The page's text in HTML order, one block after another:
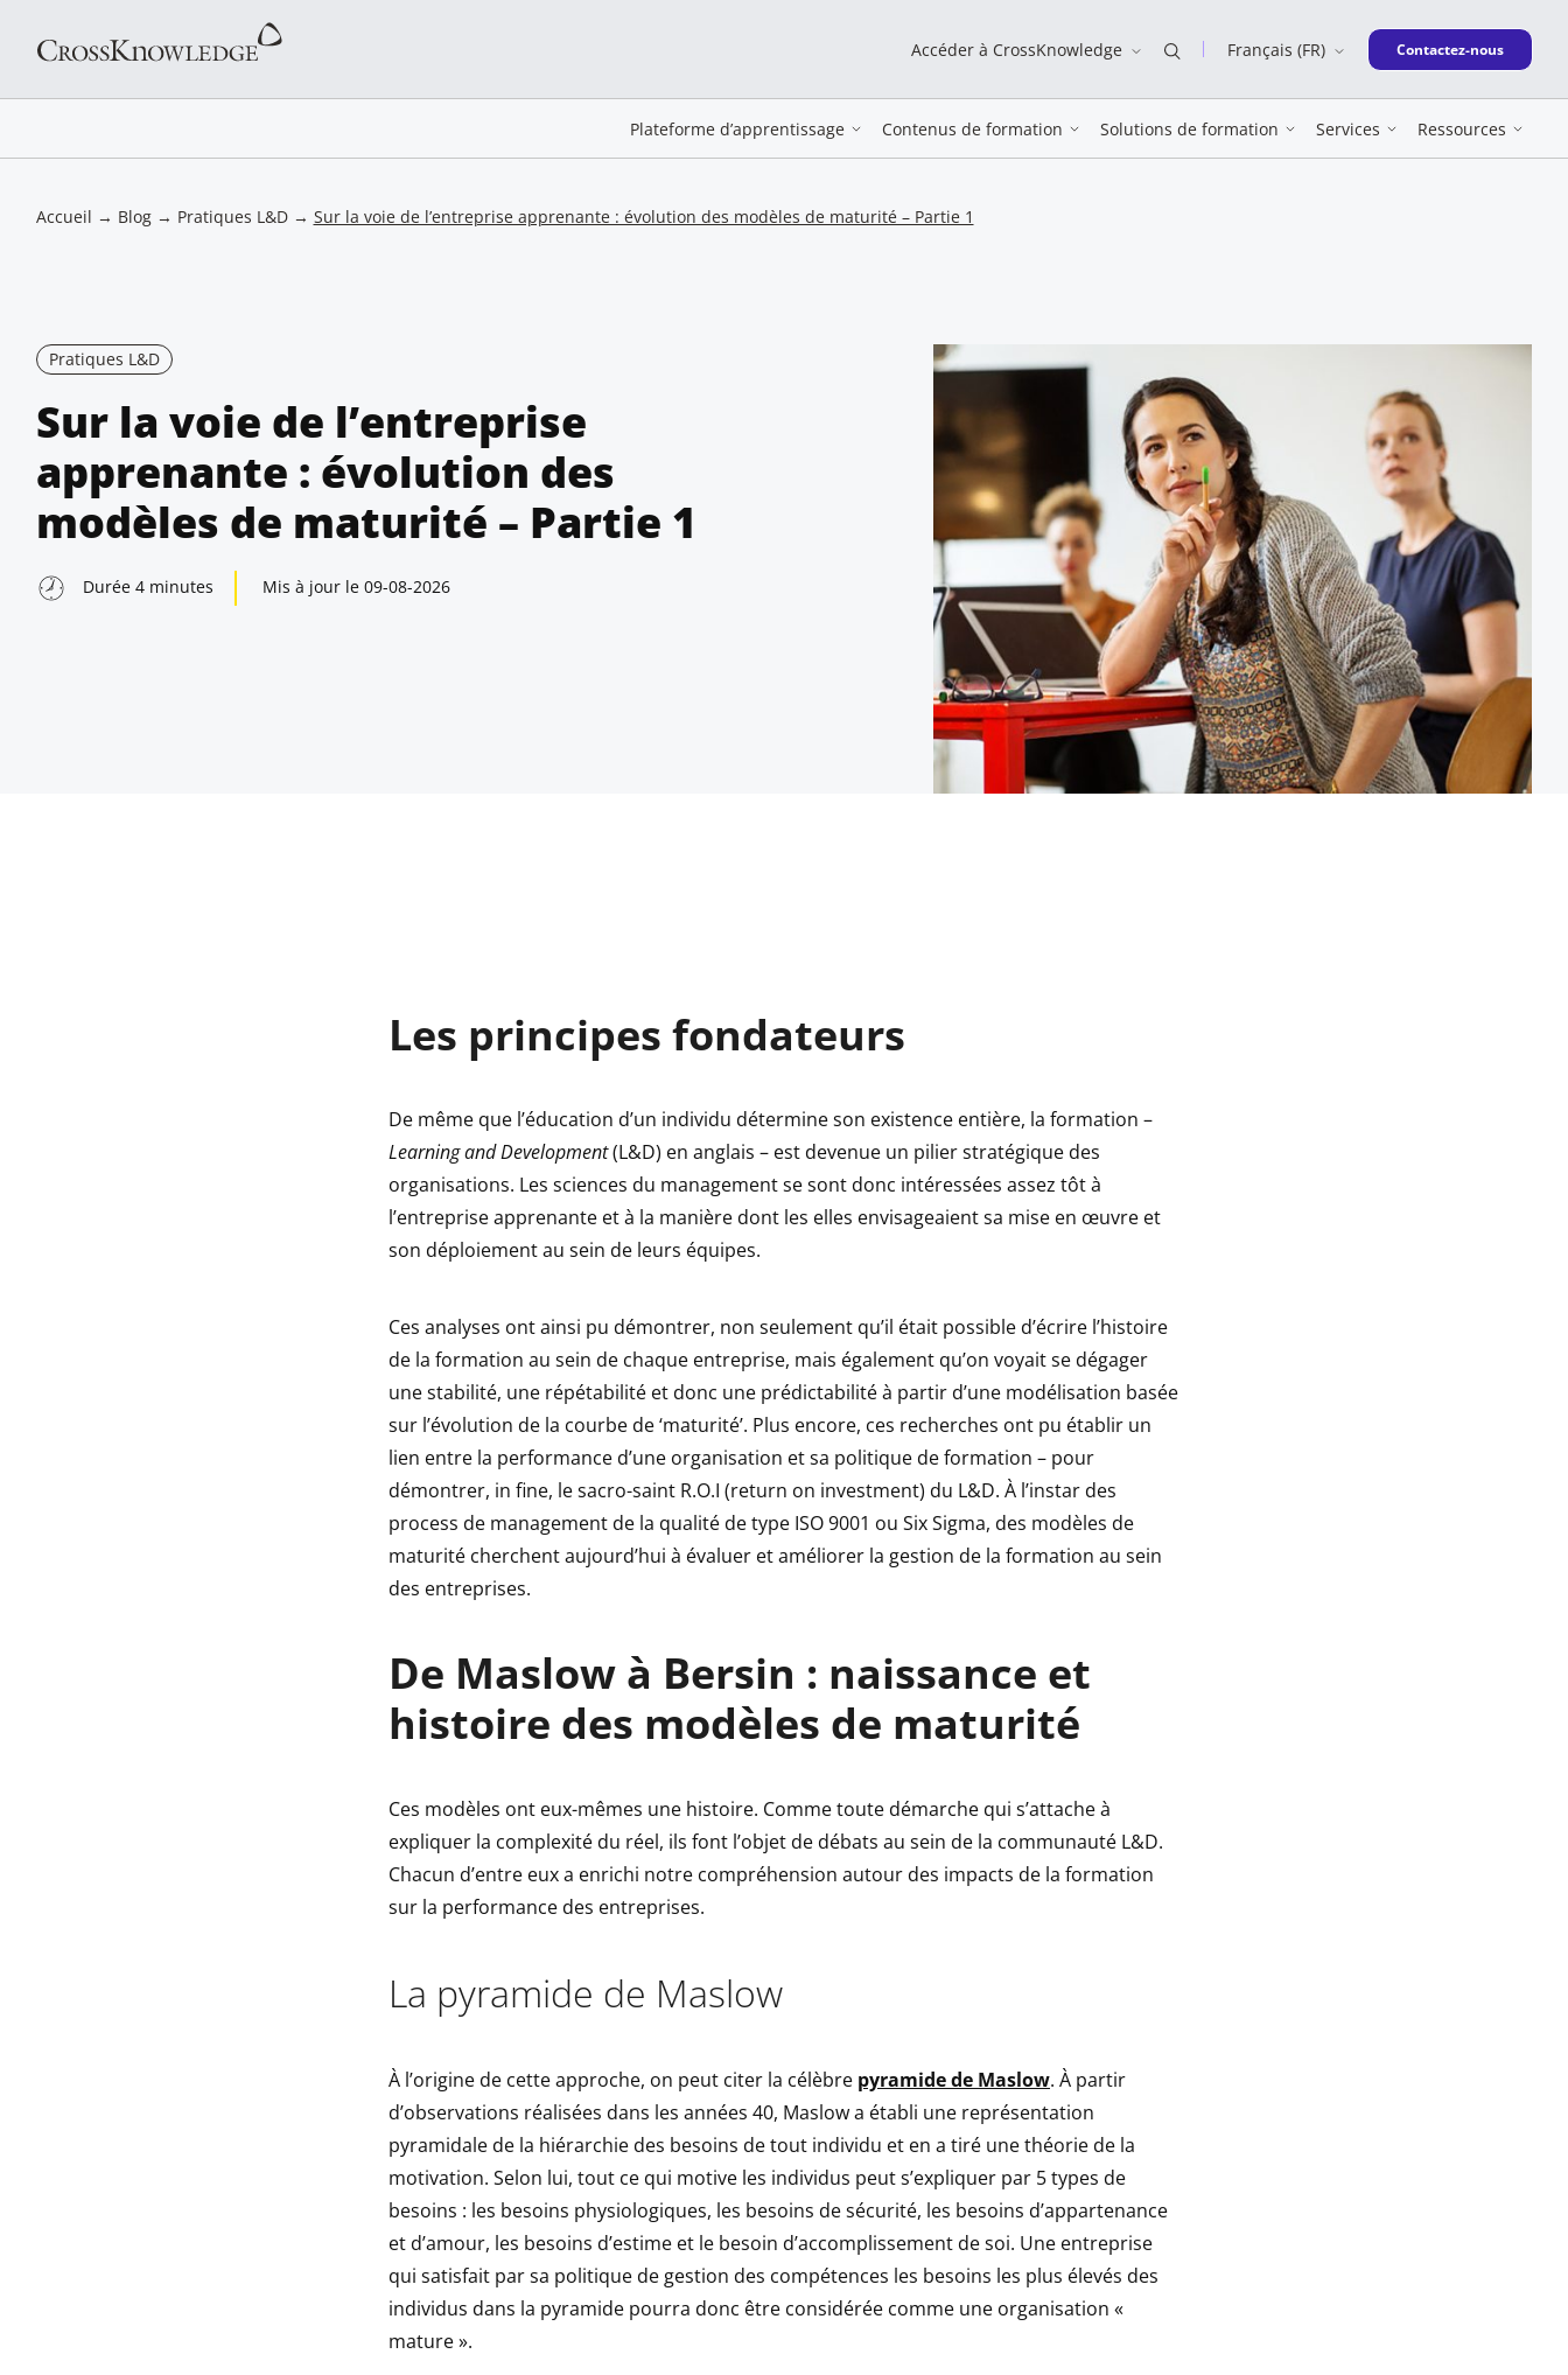
Accéder à CrossKnowledge Français (FR) New window
Contactez-nous
Plateforme d’apprentissage Contenus de formation Solutions de formation Services Ressources
Accueil → Blog→ Pratiques L&D→ Sur la voie de l’entreprise apprenante : évolution des modèles de maturité – Partie 1
Pratiques L&D
Sur la voie de l’entreprise
apprenante : évolution des
modèles de maturité – Partie 1
Durée 4 minutes Mis à jour le 09-08-2026
Les principes fondateurs
De même que l’éducation d’un individu détermine son existence entière, la formation –
Learning and Development(L&D) en anglais – est devenue un pilier stratégique des
organisations. Les sciences du management se sont donc intéressées assez tôt à
l’entreprise apprenante et à la manière dont les elles envisageaient sa mise en œuvre et
son déploiement au sein de leurs équipes.
Ces analyses ont ainsi pu démontrer, non seulement qu’il était possible d’écrire l’histoire
de la formation au sein de chaque entreprise, mais également qu’on voyait se dégager
une stabilité, une répétabilité et donc une prédictabilité à partir d’une modélisation basée
sur l’évolution de la courbe de ‘maturité’. Plus encore, ces recherches ont pu établir un
lien entre la performance d’une organisation et sa politique de formation – pour
démontrer, in fine, le sacro-saint R.O.I (return on investment) du L&D. À l’instar des
process de management de la qualité de type ISO 9001 ou Six Sigma, des modèles de
maturité cherchent aujourd’hui à évaluer et améliorer la gestion de la formation au sein
des entreprises.
De Maslow à Bersin : naissance et
histoire des modèles de maturité
Ces modèles ont eux-mêmes une histoire. Comme toute démarche qui s’attache à
expliquer la complexité du réel, ils font l’objet de débats au sein de la communauté L&D.
Chacun d’entre eux a enrichi notre compréhension autour des impacts de la formation
sur la performance des entreprises.
La pyramide de Maslow
À l’origine de cette approche, on peut citer la célèbre pyramide de Maslow. À partir
d’observations réalisées dans les années 40, Maslow a établi une représentation
pyramidale de la hiérarchie des besoins de tout individu et en a tiré une théorie de la
motivation. Selon lui, tout ce qui motive les individus peut s’expliquer par 5 types de
besoins : les besoins physiologiques, les besoins de sécurité, les besoins d’appartenance
et d’amour, les besoins d’estime et le besoin d’accomplissement de soi. Une entreprise
qui satisfait par sa politique de gestion des compétences les besoins les plus élevés des
individus dans la pyramide pourra donc être considérée comme une organisation «
mature ».